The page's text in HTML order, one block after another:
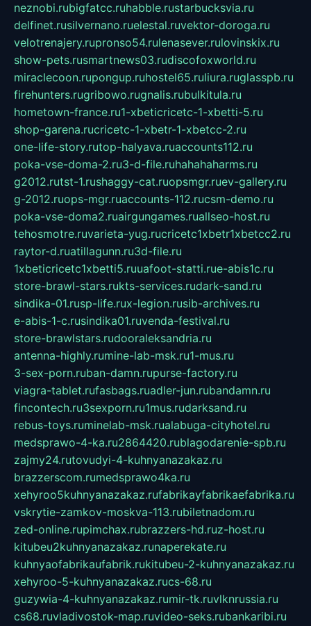
neznobi.rubigfatcc.ruhabble.rustarbucksvia.ru
delfinet.rusilvernano.ruelestal.ruvektor-doroga.ru
velotrenajery.rupronso54.rulenasever.rulovinskix.ru
show-pets.rusmartnews03.rudiscofoxworld.ru
miraclecoon.rupongup.ruhostel65.ruliura.ruglasspb.ru
firehunters.rugribowo.rugnalis.rubulkitula.ru
hometown-france.ru1-xbeticricetc-1-xbetti-5.ru
shop-garena.rucricetc-1-xbetr-1-xbetcc-2.ru
one-life-story.rutop-halyava.ruaccounts112.ru
poka-vse-doma-2.ru3-d-file.ruhahahaharms.ru
g2012.rutst-1.rushaggy-cat.ruopsmgr.ruev-gallery.ru
g-2012.ruops-mgr.ruaccounts-112.rucsm-demo.ru
poka-vse-doma2.ruairgungames.ruallseo-host.ru
tehosmotre.ruvarieta-yug.rucricetc1xbetr1xbetcc2.ru
raytor-d.ruatillagunn.ru3d-file.ru
1xbeticricetc1xbetti5.ruuafoot-statti.rue-abis1c.ru
store-brawl-stars.rukts-services.rudark-sand.ru
sindika-01.rusp-life.rux-legion.rusib-archives.ru
e-abis-1-c.rusindika01.ruvenda-festival.ru
store-brawlstars.rudooraleksandria.ru
antenna-highly.rumine-lab-msk.ru1-mus.ru
3-sex-porn.ruban-damn.rupurse-factory.ru
viagra-tablet.rufasbags.ruadler-jun.rubandamn.ru
fincontech.ru3sexporn.ru1mus.rudarksand.ru
rebus-toys.ruminelab-msk.rualabuga-cityhotel.ru
medsprawo-4-ka.ru2864420.rublagodarenie-spb.ru
zajmy24.rutovudyi-4-kuhnyanazakaz.ru
brazzerscom.rumedsprawo4ka.ru
xehyroo5kuhnyanazakaz.rufabrikayfabrikaefabrika.ru
vskrytie-zamkov-moskva-113.rubiletnadom.ru
zed-online.rupimchax.rubrazzers-hd.ruz-host.ru
kitubeu2kuhnyanazakaz.runaperekate.ru
kuhnyaofabrikaufabrik.rukitubeu-2-kuhnyanazakaz.ru
xehyroo-5-kuhnyanazakaz.rucs-68.ru
guzywia-4-kuhnyanazakaz.rumir-tk.ruvlknrussia.ru
cs68.ruvladivostok-map.ruvideo-seks.rubankaribi.ru